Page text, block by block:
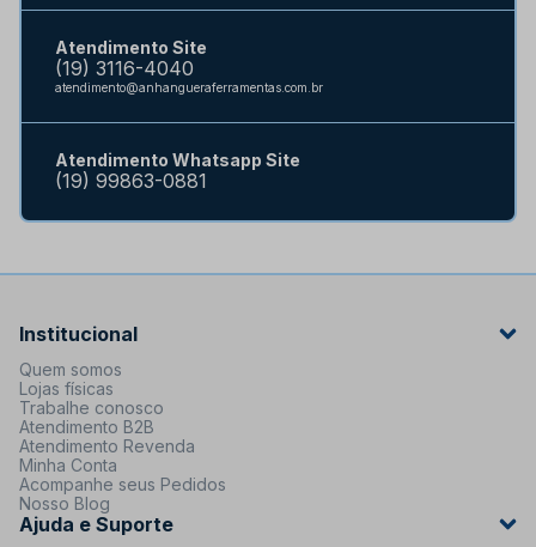
Atendimento Site
(19) 3116-4040
atendimento@anhangueraferramentas.com.br
Atendimento Whatsapp Site
(19) 99863-0881
Institucional
Quem somos
Lojas físicas
Trabalhe conosco
Atendimento B2B
Atendimento Revenda
Minha Conta
Acompanhe seus Pedidos
Nosso Blog
Ajuda e Suporte